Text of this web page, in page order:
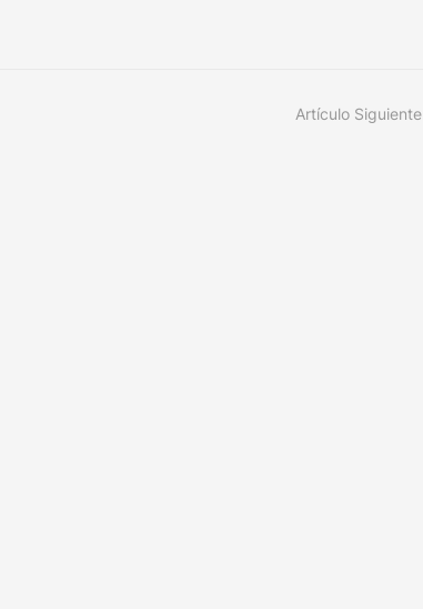
Artículo Siguiente